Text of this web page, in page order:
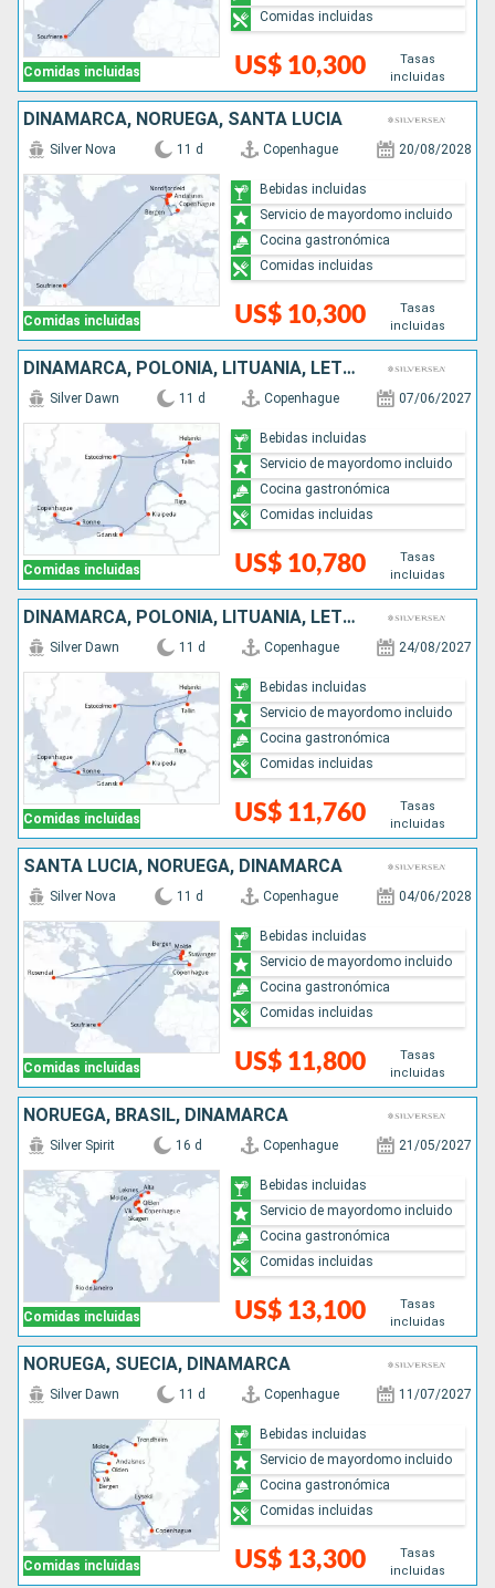
Comidas incluidas US$ 10,300
Tasas
incluidas
Comidas incluidas
DINAMARCA, NORUEGA, SANTA LUCIA
Comidas incluidas
Silver Nova 11 d Copenhague 20/08/2028
US$ 10,300
Tasas
incluidas
Bebidas incluidas
Servicio de mayordomo incluido
Cocina gastronómica
Comidas incluidas
DINAMARCA, POLONIA, LITUANIA, LETONIA, FINLANDIA, ESTONIA, SUECIA
Comidas incluidas
Silver Dawn 11 d Copenhague 07/06/2027
US$ 10,780
Tasas
incluidas
Bebidas incluidas
Servicio de mayordomo incluido
Cocina gastronómica
Comidas incluidas
DINAMARCA, POLONIA, LITUANIA, LETONIA, ESTONIA, FINLANDIA, SUECIA
Comidas incluidas
Silver Dawn 11 d Copenhague 24/08/2027
US$ 11,760
Tasas
incluidas
Bebidas incluidas
Servicio de mayordomo incluido
Cocina gastronómica
Comidas incluidas
SANTA LUCIA, NORUEGA, DINAMARCA
Comidas incluidas
Silver Nova 11 d Copenhague 04/06/2028
US$ 11,800
Tasas
incluidas
Bebidas incluidas
Servicio de mayordomo incluido
Cocina gastronómica
Comidas incluidas
NORUEGA, BRASIL, DINAMARCA
Comidas incluidas
Silver Spirit 16 d Copenhague 21/05/2027
US$ 13,100
Tasas
incluidas
Bebidas incluidas
Servicio de mayordomo incluido
Cocina gastronómica
Comidas incluidas
NORUEGA, SUECIA, DINAMARCA
Comidas incluidas
Silver Dawn 11 d Copenhague 11/07/2027
US$ 13,300
Tasas
incluidas
Bebidas incluidas
Servicio de mayordomo incluido
Cocina gastronómica
Comidas incluidas